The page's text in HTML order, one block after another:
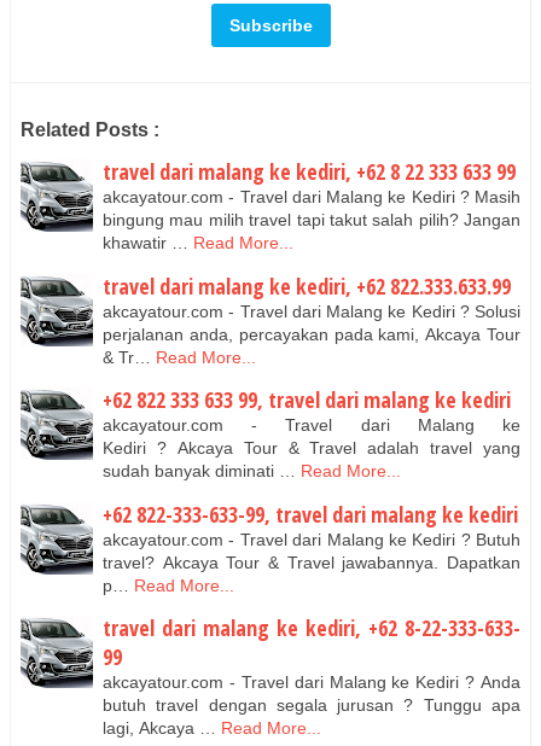
Related Posts :
travel dari malang ke kediri, +62 8 22 333 633 99
akcayatour.com - Travel dari Malang ke Kediri ? Masih
bingung mau milih travel tapi takut salah pilih? Jangan
khawatir …
Read More...
travel dari malang ke kediri, +62 822.333.633.99
akcayatour.com - Travel dari Malang ke Kediri ? Solusi
perjalanan anda, percayakan pada kami, Akcaya Tour
& Tr…
Read More...
+62 822 333 633 99, travel dari malang ke kediri
akcayatour.com - Travel dari Malang ke
Kediri ? Akcaya Tour & Travel adalah travel yang
sudah banyak diminati …
Read More...
+62 822-333-633-99, travel dari malang ke kediri
akcayatour.com - Travel dari Malang ke Kediri ? Butuh
travel? Akcaya Tour & Travel jawabannya. Dapatkan
p…
Read More...
travel dari malang ke kediri, +62 8-22-333-633-
99
akcayatour.com - Travel dari Malang ke Kediri ? Anda
butuh travel dengan segala jurusan ? Tunggu apa
lagi, Akcaya …
Read More...